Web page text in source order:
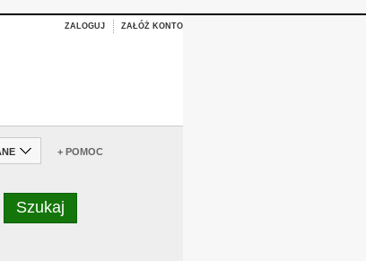
ZALOGUJ ZAŁÓŻ KONTO
+ POMOC